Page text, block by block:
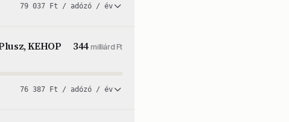
79 037 Ft / adózó / év
KEHOP
344milliárd Ft
76 387 Ft / adózó / év